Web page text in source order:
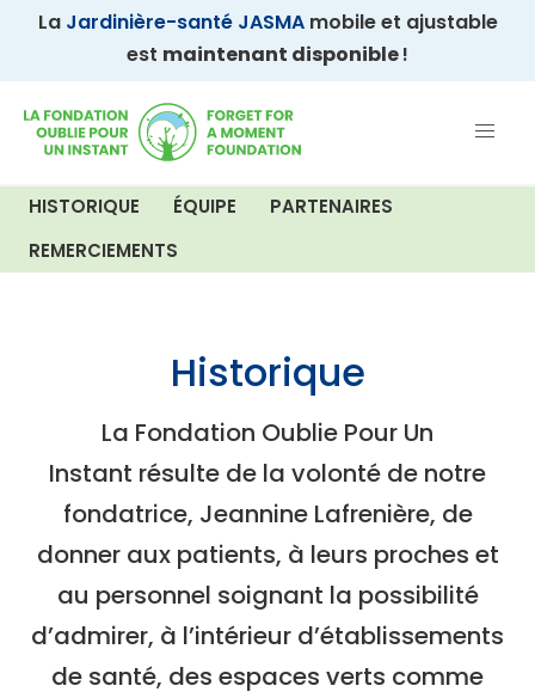
La Jardinière-santé JASMAmobile et ajustable
est maintenant disponible!
HISTORIQUE ÉQUIPE
PARTENAIRES
REMERCIEMENTS
Historique
La Fondation Oublie Pour Un
Instant résulte de la volonté de notre
fondatrice, Jeannine Lafrenière, de
donner aux patients, à leurs proches et
au personnel soignant la possibilité
d’admirer, à l’intérieur d’établissements
de santé, des espaces verts comme